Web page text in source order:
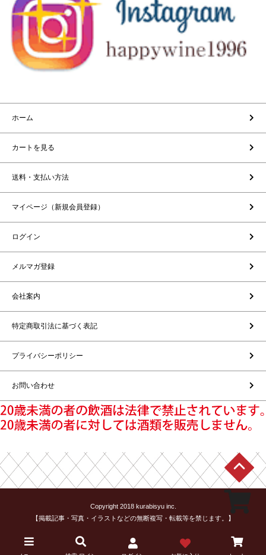
ホーム
カートを見る
送料・支払い方法
マイページ（新規会員登録）
ログイン
メルマガ登録
会社案内
特定商取引法に基づく表記
プライバシーポリシー
お問い合わせ
Copyright 2018 kurabisyu inc.
【掲載記事・写真・イラストなどの無断複写・転載等を禁じます。】